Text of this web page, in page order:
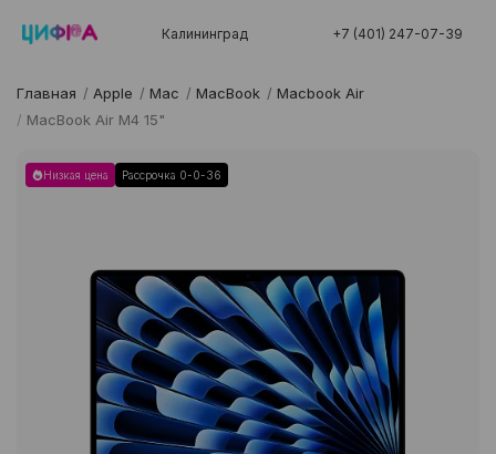
Калининград +7 (401) 247-07-39
Главная / Apple / Mac / MacBook / Macbook Air
/ MacBook Air M4 15"
Низкая цена Рассрочка 0-0-36